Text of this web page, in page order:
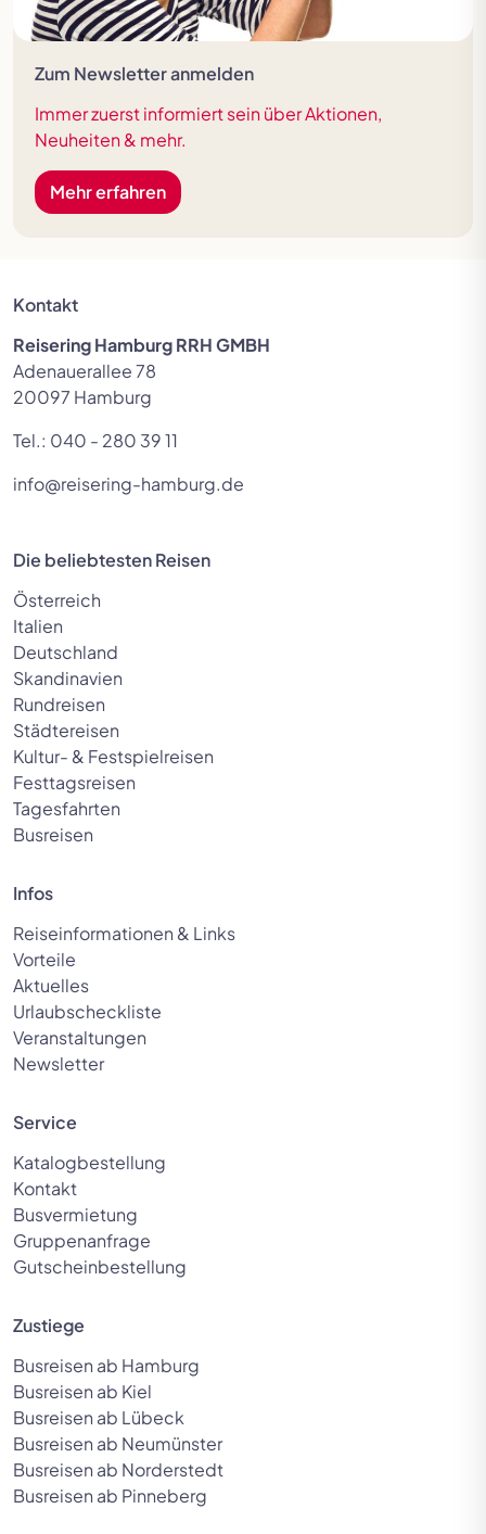
Zum Newsletter anmelden
Immer zuerst informiert sein über Aktionen,
Neuheiten & mehr.
Mehr erfahren
Kontakt
Reisering Hamburg RRH GMBH
Adenauerallee 78
20097 Hamburg
Tel.: 040 - 280 39 11
info@reisering-hamburg.de
Die beliebtesten Reisen
Österreich
Italien
Deutschland
Skandinavien
Rundreisen
Städtereisen
Kultur- & Festspielreisen
Festtagsreisen
Tagesfahrten
Busreisen
Infos
Reiseinformationen & Links
Vorteile
Aktuelles
Urlaubscheckliste
Veranstaltungen
Newsletter
Service
Katalogbestellung
Kontakt
Busvermietung
Gruppenanfrage
Gutscheinbestellung
Zustiege
Busreisen ab Hamburg
Busreisen ab Kiel
Busreisen ab Lübeck
Busreisen ab Neumünster
Busreisen ab Norderstedt
Busreisen ab Pinneberg